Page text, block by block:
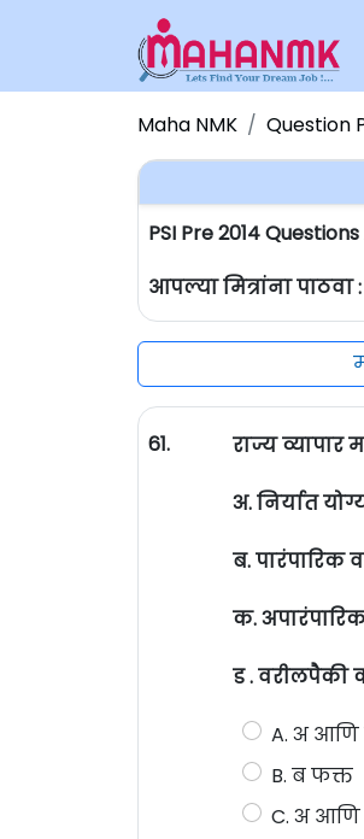
Maha NMK Question
PSI Pre 2014
आपल्या मित्रांना पाठवा :
61. राज्य
अ. निर्यात
ब. पारंपारिक
क.
ड . वरीलपैकी
A. अ
B. ब फक्त
C. अ